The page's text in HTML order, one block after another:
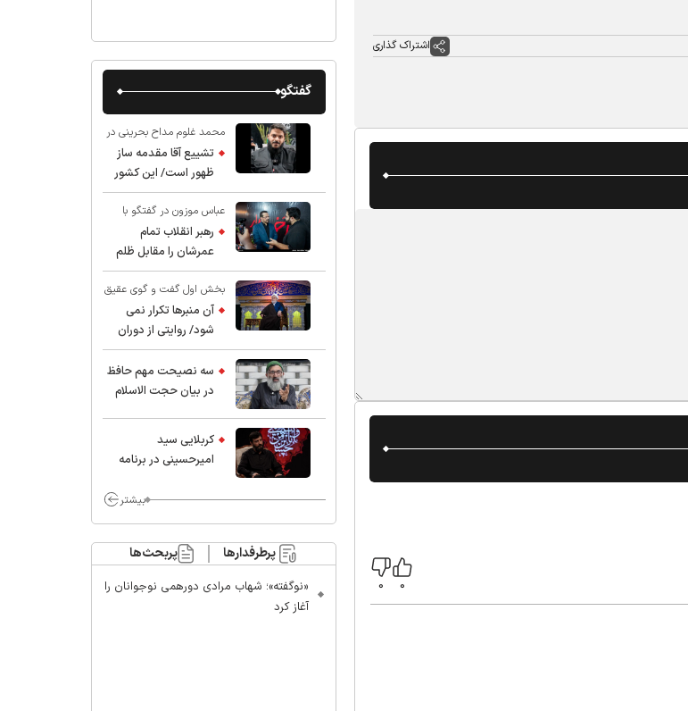
اشتراک گذاری
0
0
گفتگو
محمد غلوم مداح بحرینی در
گفت و گو با عقیق:
تشییع آقا مقدمه ساز
ظهور است/ این کشور
صاحب دارد
عباس موزون در گفتگو با
عقیق:رهبر انقلاب تمام
عمرشان را مقابل ظلم
ایستادند پس نباید از
شهادت ایشان شگفت
زده شد
بخش اول گفت و گوی عقیق
با استاد حسین انصاریان:
آن منبرها تکرار نمی
شود/ روایتی از دوران
کودکی و نوجوانی این
واعظ بزرگ و نویسنده و
پژوهشگر جهان اسلام
سه نصیحت مهم حافظ
در بیان حجت الاسلام
کربلایی سید
امیر‌حسینی در برنامه
محسن چاوشی چه
مراقب ماست/ مردم
دهن تفرقه افکنان بزنند
بیشتر
پرطرفدارها پربحث‌ها
«نوگفته»؛ شهاب مرادی دورهمی نوجوانان را
آغاز کرد